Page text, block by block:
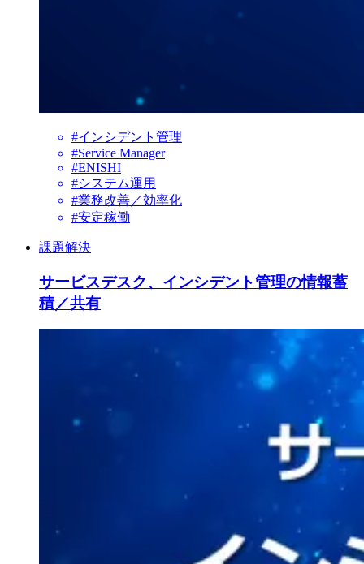
#インシデント管理
#Service Manager
#ENISHI
#システム運用
#業務改善／効率化
#安定稼働
課題解決
サービスデスク、インシデント管理の情報蓄
積／共有